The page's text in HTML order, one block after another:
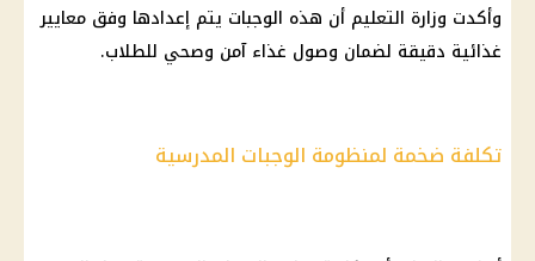
وأكدت وزارة التعليم أن هذه الوجبات يتم إعدادها وفق معايير
غذائية دقيقة لضمان وصول غذاء آمن وصحي للطلاب.
تكلفة ضخمة لمنظومة الوجبات المدرسية